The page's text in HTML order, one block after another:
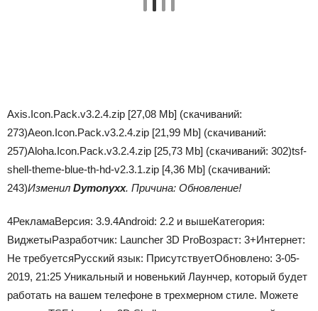
Axis.Icon.Pack.v3.2.4.zip [27,08 Mb] (cкачиваний:
273)Aeon.Icon.Pack.v3.2.4.zip [21,99 Mb] (cкачиваний:
257)Aloha.Icon.Pack.v3.2.4.zip [25,73 Mb] (cкачиваний: 302)tsf-
shell-theme-blue-th-hd-v2.3.1.zip [4,36 Mb] (cкачиваний:
243)Изменил Dymonyxx. Причина: Обновление!
4РекламаВерсия: 3.9.4Android: 2.2 и вышеКатегория:
ВиджетыРазработчик: Launcher 3D ProВозраст: 3+Интернет:
Не требуетсяРусский язык: ПрисутствуетОбновлено: 3-05-
2019, 21:25 Уникальный и новенький Лаунчер, который будет
работать на вашем телефоне в трехмерном стиле. Можете